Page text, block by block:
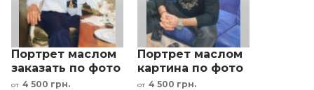
Портрет маслом
заказать по фото
мужчина с
от 4 500 грн.
Портрет маслом
картина по фото
под заказ
от 4 500 грн.